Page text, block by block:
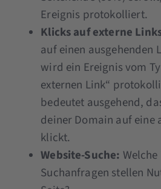
Ereignis protokolliert.
Klicks auf externe
auf einen ausgehenden
wird ein Ereignis vom
externen Link“
bedeutet ausgehend,
deiner Domain auf eine
klickt.
Website-Suche:
Suchanfragen stellen